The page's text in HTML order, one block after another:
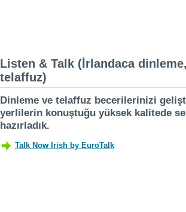
Listen & Talk (İrlandaca
telaffuz)
Dinleme ve telaffuz becerilerinizi
yerlilerin konuştuğu yüksek kalitede
hazırladık.